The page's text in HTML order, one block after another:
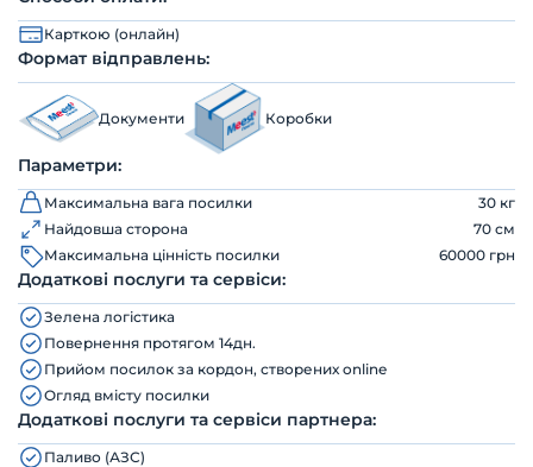
Карткою (онлайн)
Формат відправлень:
Документи Коробки
Параметри:
Максимальна вага посилки
30 кг
Найдовша сторона
70 см
Максимальна цінність посилки
60000 грн
Додаткові послуги та сервіси:
Зелена логістика
Повернення протягом 14дн.
Прийом посилок за кордон, створених online
Огляд вмісту посилки
Додаткові послуги та сервіси партнера:
Паливо (АЗС)